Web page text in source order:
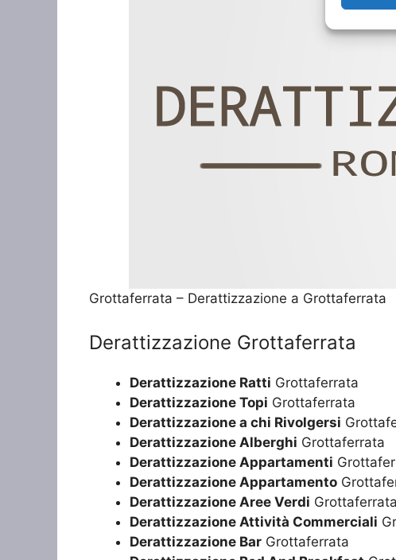
Grottaferrata – Derattizzazione a Grottaferrata
Derattizzazione Grottaferrata
Derattizzazione Ratti Grottaferrata
Derattizzazione Topi Grottaferrata
Derattizzazione a chi Rivolgersi
Derattizzazione Alberghi Grottaferrata
Derattizzazione Appartamenti
Derattizzazione Appartamento
Derattizzazione Aree Verdi Grottaferrata
Derattizzazione Attività Commerciali
Derattizzazione Bar Grottaferrata